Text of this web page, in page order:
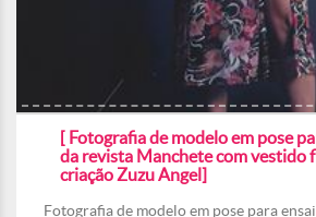
[ Fotografia de modelo em pose
da revista Manchete com vestido
criação Zuzu Angel]
Fotografia de modelo em pose para